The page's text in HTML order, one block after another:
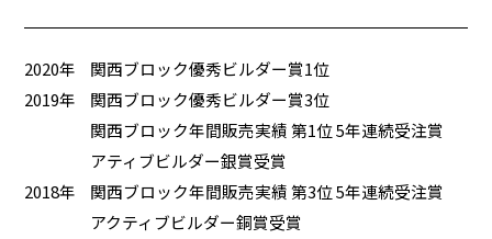
2020年
関西ブロック優秀ビルダー賞1位
2019年
関西ブロック優秀ビルダー賞3位
関西ブロック年間販売実績 第1位 5年連続受注賞
アティブビルダー銀賞受賞
2018年
関西ブロック年間販売実績 第3位 5年連続受注賞
アクティブビルダー銅賞受賞